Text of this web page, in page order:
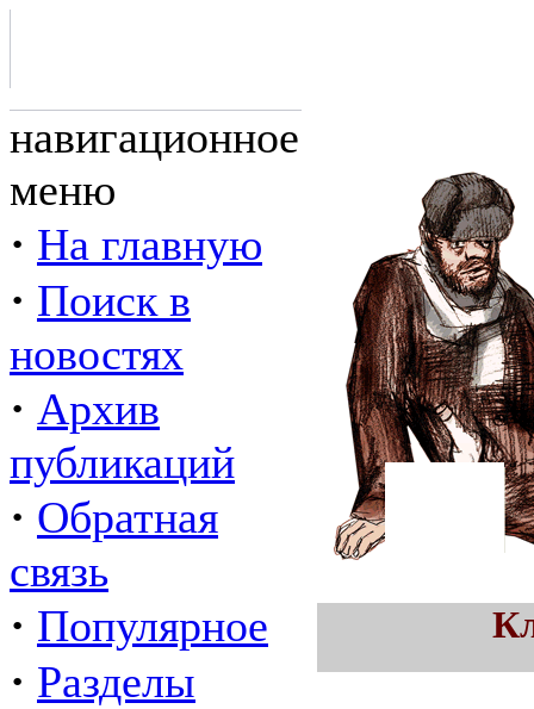
навигационное
меню
· На главную
· Поиск в
новостях
· Архив
публикаций
· Обратная
связь
· Популярное
· Разделы